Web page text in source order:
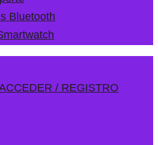
Bluetooth
/ REGISTRO